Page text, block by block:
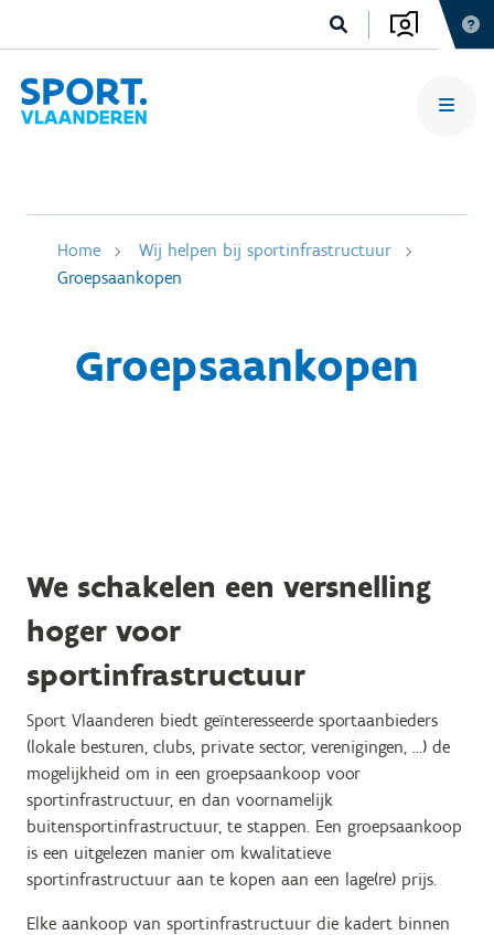
Home
Wij helpen bij sportinfrastructuur
Groepsaankopen
Groepsaankopen
We schakelen een versnelling
hoger voor
sportinfrastructuur
Sport Vlaanderen biedt geïnteresseerde sportaanbieders
(lokale besturen, clubs, private sector, verenigingen, …) de
mogelijkheid om in een groepsaankoop voor
sportinfrastructuur, en dan voornamelijk
buitensportinfrastructuur, te stappen. Een groepsaankoop
is een uitgelezen manier om kwalitatieve
sportinfrastructuur aan te kopen aan een lage(re) prijs.
Elke aankoop van sportinfrastructuur die kadert binnen